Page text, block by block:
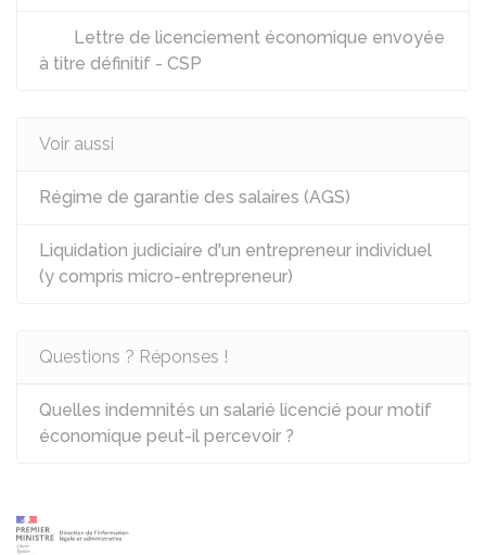
Lettre de licenciement économique envoyée
à titre définitif - CSP
Voir aussi
Régime de garantie des salaires (AGS)
Liquidation judiciaire d'un entrepreneur individuel
(y compris micro-entrepreneur)
Questions ? Réponses !
Quelles indemnités un salarié licencié pour motif
économique peut-il percevoir ?